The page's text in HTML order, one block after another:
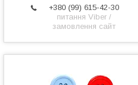
+380 (99) 615-42-30
питання Viber /
замовлення сайт